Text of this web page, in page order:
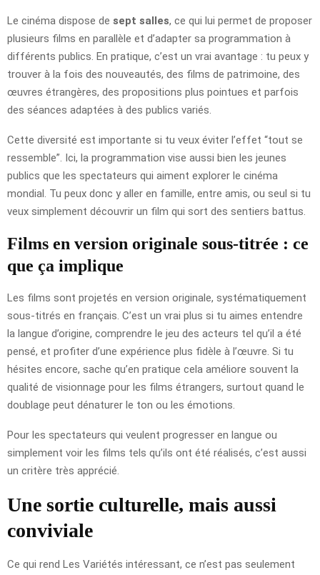
Le cinéma dispose de sept salles, ce qui lui permet de proposer
plusieurs films en parallèle et d’adapter sa programmation à
différents publics. En pratique, c’est un vrai avantage : tu peux y
trouver à la fois des nouveautés, des films de patrimoine, des
œuvres étrangères, des propositions plus pointues et parfois
des séances adaptées à des publics variés.
Cette diversité est importante si tu veux éviter l’effet “tout se
ressemble”. Ici, la programmation vise aussi bien les jeunes
publics que les spectateurs qui aiment explorer le cinéma
mondial. Tu peux donc y aller en famille, entre amis, ou seul si tu
veux simplement découvrir un film qui sort des sentiers battus.
Films en version originale sous-titrée : ce
que ça implique
Les films sont projetés en version originale, systématiquement
sous-titrés en français. C’est un vrai plus si tu aimes entendre
la langue d’origine, comprendre le jeu des acteurs tel qu’il a été
pensé, et profiter d’une expérience plus fidèle à l’œuvre. Si tu
hésites encore, sache qu’en pratique cela améliore souvent la
qualité de visionnage pour les films étrangers, surtout quand le
doublage peut dénaturer le ton ou les émotions.
Pour les spectateurs qui veulent progresser en langue ou
simplement voir les films tels qu’ils ont été réalisés, c’est aussi
un critère très apprécié.
Une sortie culturelle, mais aussi
conviviale
Ce qui rend Les Variétés intéressant, ce n’est pas seulement